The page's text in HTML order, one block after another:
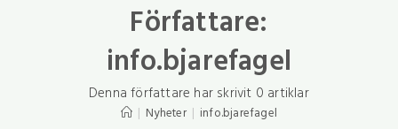
Författare:
info.bjarefagel
Denna författare har skrivit 0 artiklar
| Nyheter | info.bjarefagel